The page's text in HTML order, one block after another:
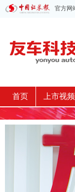
首页 上市视频